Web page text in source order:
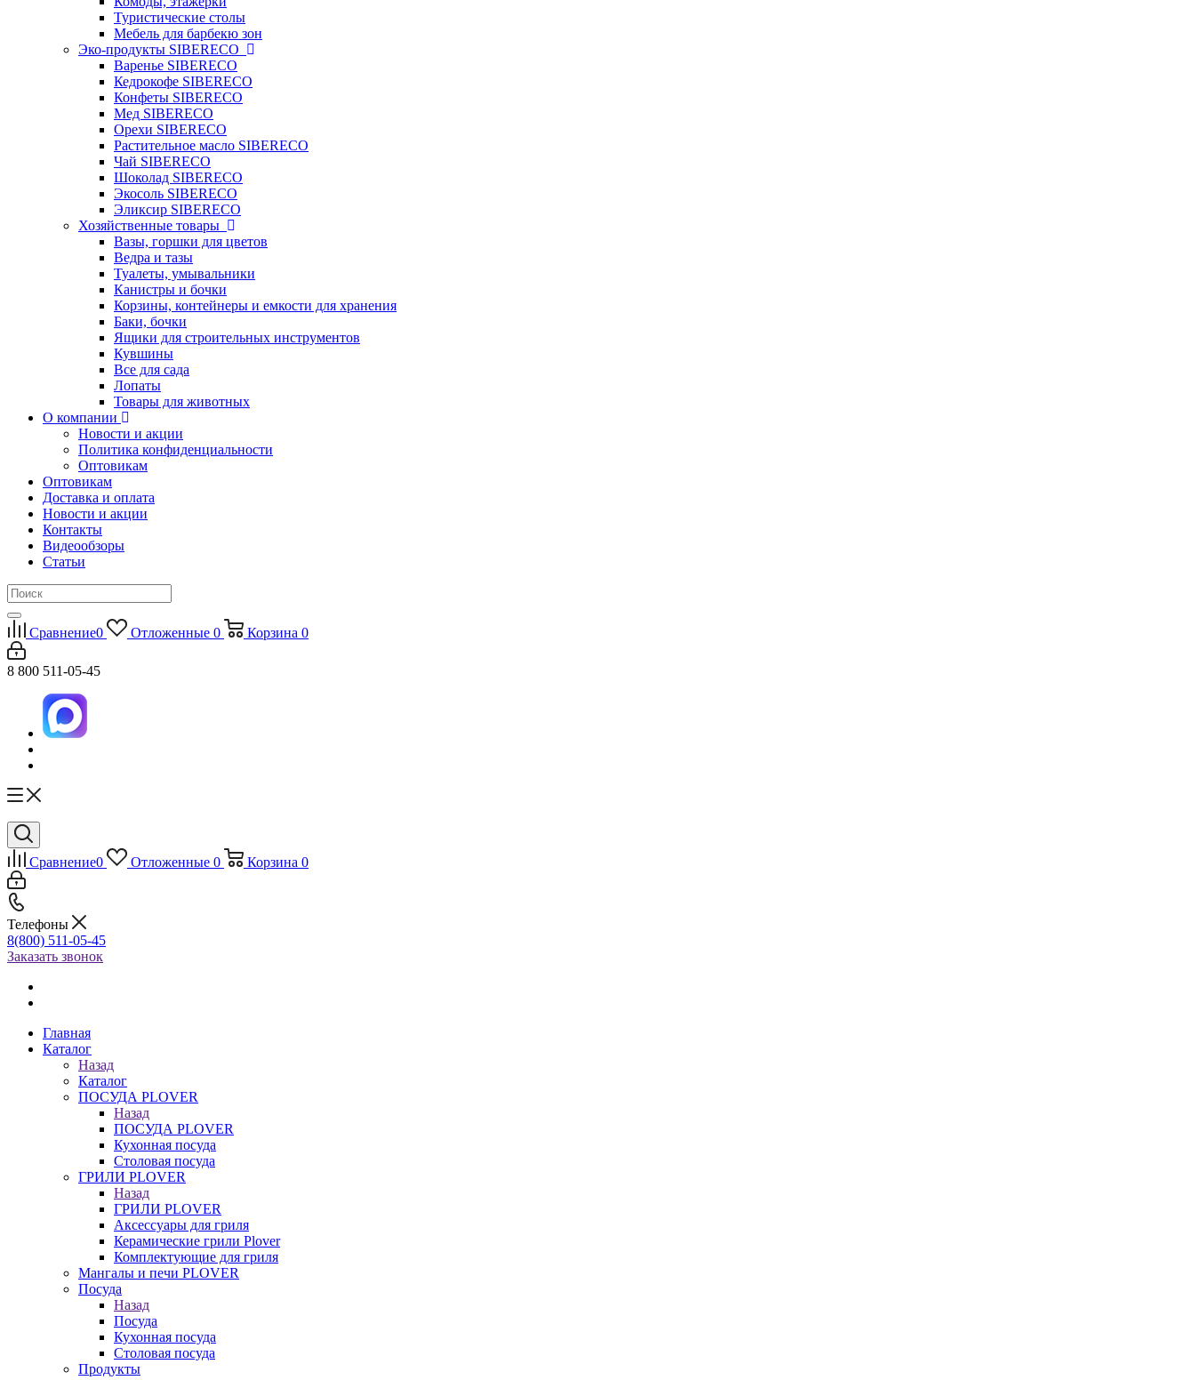
Туристические столы
Мебель для барбекю зон
Эко-продукты SIBERECO
Варенье SIBERECO
Кедрокофе SIBERECO
Конфеты SIBERECO
Мед SIBERECO
Орехи SIBERECO
Растительное масло SIBERECO
Чай SIBERECO
Шоколад SIBERECO
Экосоль SIBERECO
Эликсир SIBERECO
Хозяйственные товары
Вазы, горшки для цветов
Ведра и тазы
Туалеты, умывальники
Канистры и бочки
Корзины, контейнеры и емкости для хранения
Баки, бочки
Ящики для строительных инструментов
Кувшины
Все для сада
Лопаты
Товары для животных
О компании
Новости и акции
Политика конфиденциальности
Оптовикам
Оптовикам
Доставка и оплата
Новости и акции
Контакты
Видеообзоры
Статьи
Сравнение0 Отложенные 0 Корзина 0
8 800 511-05-45
Сравнение0 Отложенные 0 Корзина 0
Телефоны
8(800) 511-05-45
Заказать звонок
Главная
Каталог
Назад
Каталог
ПОСУДА PLOVER
Назад
ПОСУДА PLOVER
Кухонная посуда
Столовая посуда
ГРИЛИ PLOVER
Назад
ГРИЛИ PLOVER
Аксессуары для гриля
Керамические грили Plover
Комплектующие для гриля
Мангалы и печи PLOVER
Посуда
Назад
Посуда
Кухонная посуда
Столовая посуда
Продукты